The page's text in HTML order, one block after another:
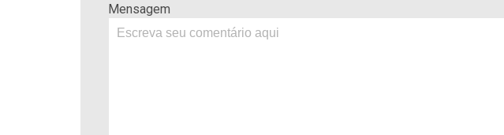
Mensagem